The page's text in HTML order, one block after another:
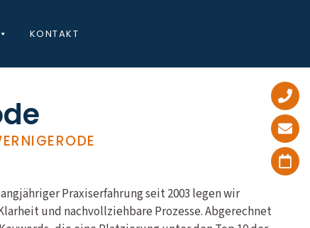
KONTAKT
Praxiserfahrung seit 2003 legen wir
und nachvollziehbare Prozesse. Abgerechnet